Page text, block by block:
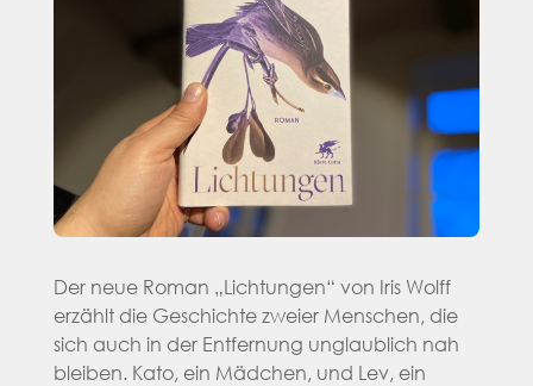
Der neue Roman „Lichtungen“ von Iris Wolff
erzählt die Geschichte zweier Menschen, die
sich auch in der Entfernung unglaublich nah
bleiben. Kato, ein Mädchen, und Lev, ein